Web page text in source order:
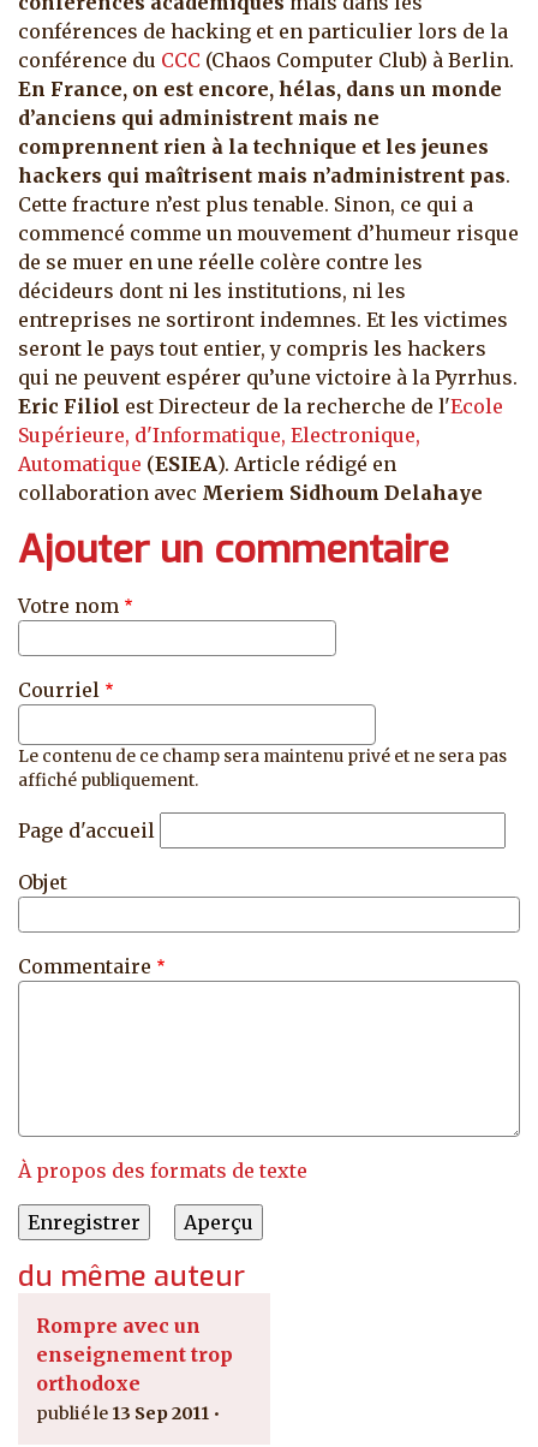
conférences de hacking et en particulier lors de la
conférence du CCC (Chaos Computer Club) à Berlin.
En France, on est encore, hélas, dans un monde
d’anciens qui administrent mais ne
comprennent rien à la technique et les jeunes
hackers qui maîtrisent mais n’administrent pas.
Cette fracture n’est plus tenable. Sinon, ce qui a
commencé comme un mouvement d’humeur risque
de se muer en une réelle colère contre les
décideurs dont ni les institutions, ni les
entreprises ne sortiront indemnes. Et les victimes
seront le pays tout entier, y compris les hackers
qui ne peuvent espérer qu’une victoire à la Pyrrhus.
Eric Filiol est Directeur de la recherche de l'Ecole
Supérieure, d'Informatique, Electronique,
Automatique (ESIEA). Article rédigé en
collaboration avec Meriem Sidhoum Delahaye
Ajouter un commentaire
Votre nom
Courriel
Le contenu de ce champ sera maintenu privé et ne sera pas
affiché publiquement.
Page d'accueil
Objet
Commentaire
À propos des formats de texte
du même auteur
Rompre avec un
enseignement trop
orthodoxe
13 Sep 2011